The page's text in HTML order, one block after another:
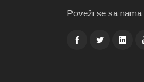
Poveži se sa nama: